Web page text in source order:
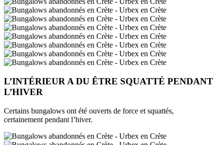
L’INTÉRIEUR A DU ÊTRE SQUATTÉ PENDANT
L’HIVER
Certains bungalows ont été ouverts de force et squattés,
certainement pendant l’hiver.